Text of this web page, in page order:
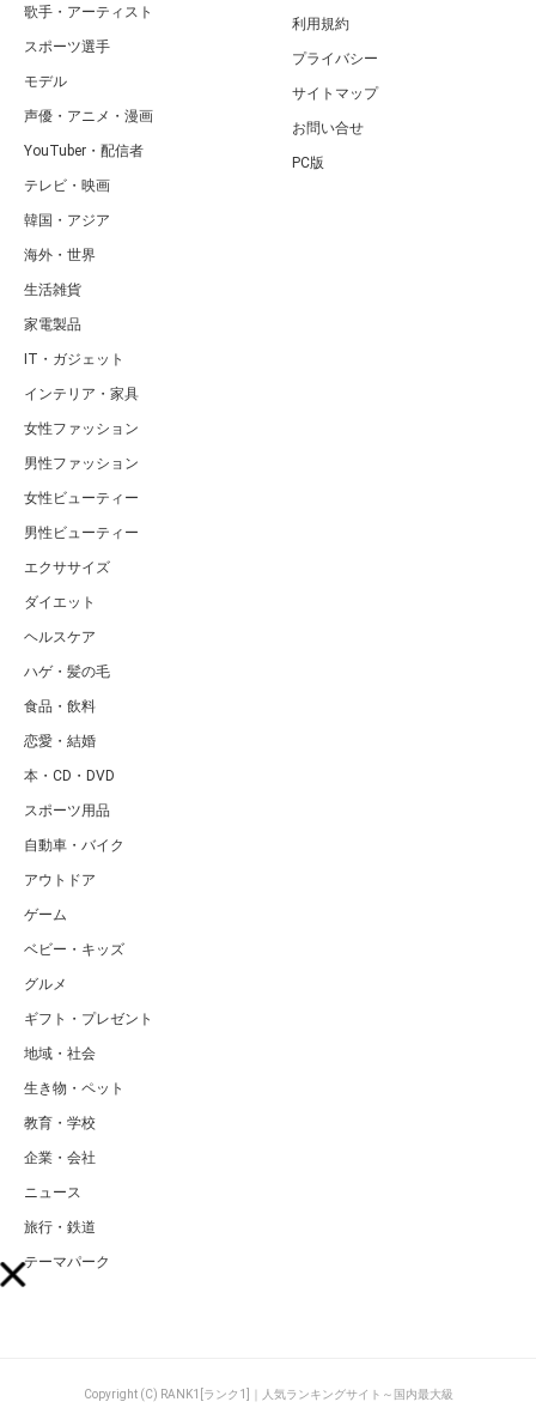
歌手・アーティスト
スポーツ選手
モデル
声優・アニメ・漫画
YouTuber・配信者
テレビ・映画
韓国・アジア
海外・世界
生活雑貨
家電製品
IT・ガジェット
インテリア・家具
女性ファッション
男性ファッション
女性ビューティー
男性ビューティー
エクササイズ
ダイエット
ヘルスケア
ハゲ・髪の毛
食品・飲料
恋愛・結婚
本・CD・DVD
スポーツ用品
自動車・バイク
アウトドア
ゲーム
ベビー・キッズ
グルメ
ギフト・プレゼント
地域・社会
生き物・ペット
教育・学校
企業・会社
ニュース
旅行・鉄道
テーマパーク
利用規約
プライバシー
サイトマップ
お問い合せ
PC版
Copyright (C) RANK1[ランク1]｜人気ランキングサイト～国内最大級